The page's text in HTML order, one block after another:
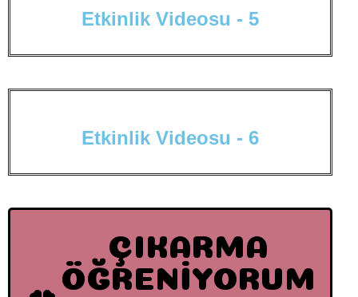
Etkinlik Videosu - 5
Etkinlik Videosu - 6
ÇIKARMA
ÖĞRENİYORUM